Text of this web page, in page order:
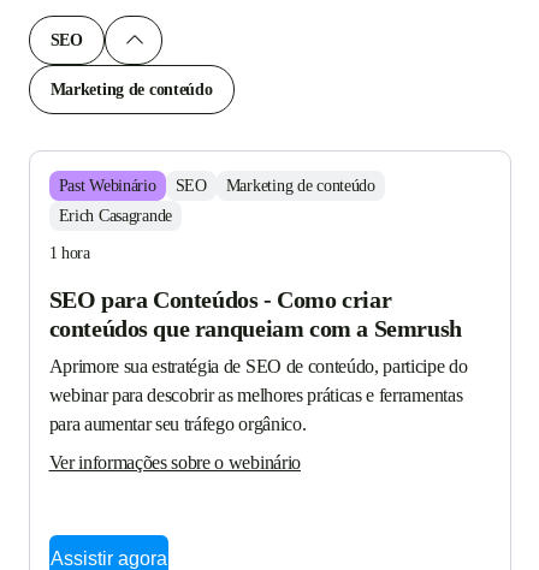
SEO
Marketing de conteúdo
PastWebinário SEO
Marketing de conteúdo
Erich Casagrande
1 hora
SEO para Conteúdos - Como criar
conteúdos que ranqueiam com a Semrush
Aprimore sua estratégia de SEO de conteúdo, participe do
webinar para descobrir as melhores práticas e ferramentas
para aumentar seu tráfego orgânico.
Ver informações sobre o webinário
Assistir agora